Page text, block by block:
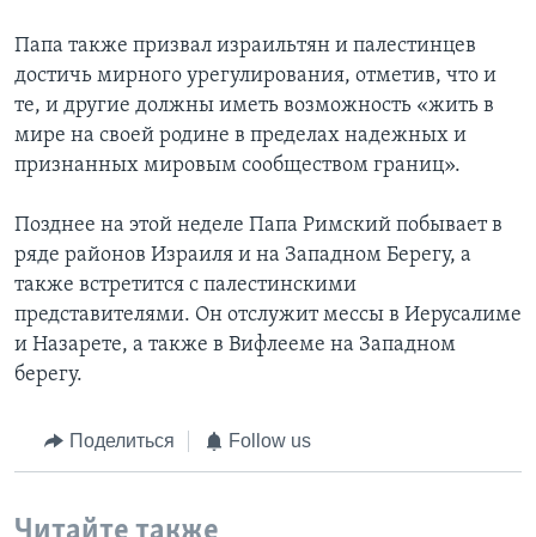
Папа также призвал израильтян и палестинцев
достичь мирного урегулирования, отметив, что и
те, и другие должны иметь возможность «жить в
мире на своей родине в пределах надежных и
признанных мировым сообществом границ».
Позднее на этой неделе Папа Римский побывает в
ряде районов Израиля и на Западном Берегу, а
также встретится с палестинскими
представителями. Он отслужит мессы в Иерусалиме
и Назарете, а также в Вифлееме на Западном
берегу.
Поделиться Follow us